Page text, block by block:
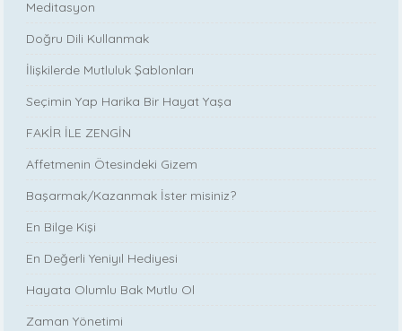
Meditasyon
Doğru Dili Kullanmak
İlişkilerde Mutluluk Şablonları
Seçimin Yap Harika Bir Hayat Yaşa
FAKİR İLE ZENGİN
Affetmenin Ötesindeki Gizem
Başarmak/Kazanmak İster misiniz?
En Bilge Kişi
En Değerli Yeniyıl Hediyesi
Hayata Olumlu Bak Mutlu Ol
Zaman Yönetimi